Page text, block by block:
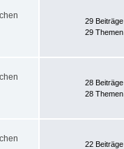
29 Beiträge
29 Themen
28 Beiträge
28 Themen
22 Beiträge